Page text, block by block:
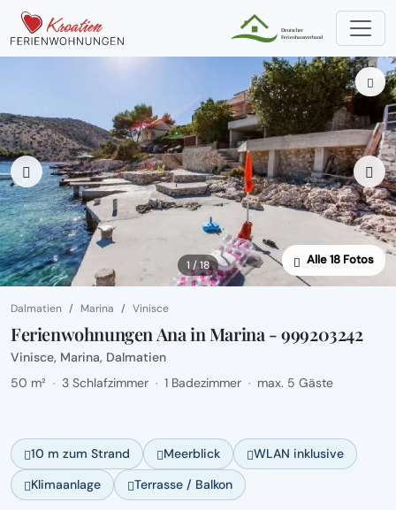
1 / 18 Alle 18 Fotos
Dalmatien Marina Vinisce
Ferienwohnungen Ana in Marina - 999203242
Vinisce, Marina, Dalmatien
50 m² · 3 Schlafzimmer · 1 Badezimmer · max. 5 Gäste
10 m zum Strand Meerblick
WLAN inklusive
Klimaanlage
Terrasse / Balkon